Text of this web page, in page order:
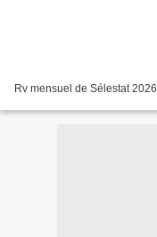
Rv mensuel de Sélestat 2026